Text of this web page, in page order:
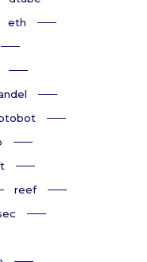
eth
reef